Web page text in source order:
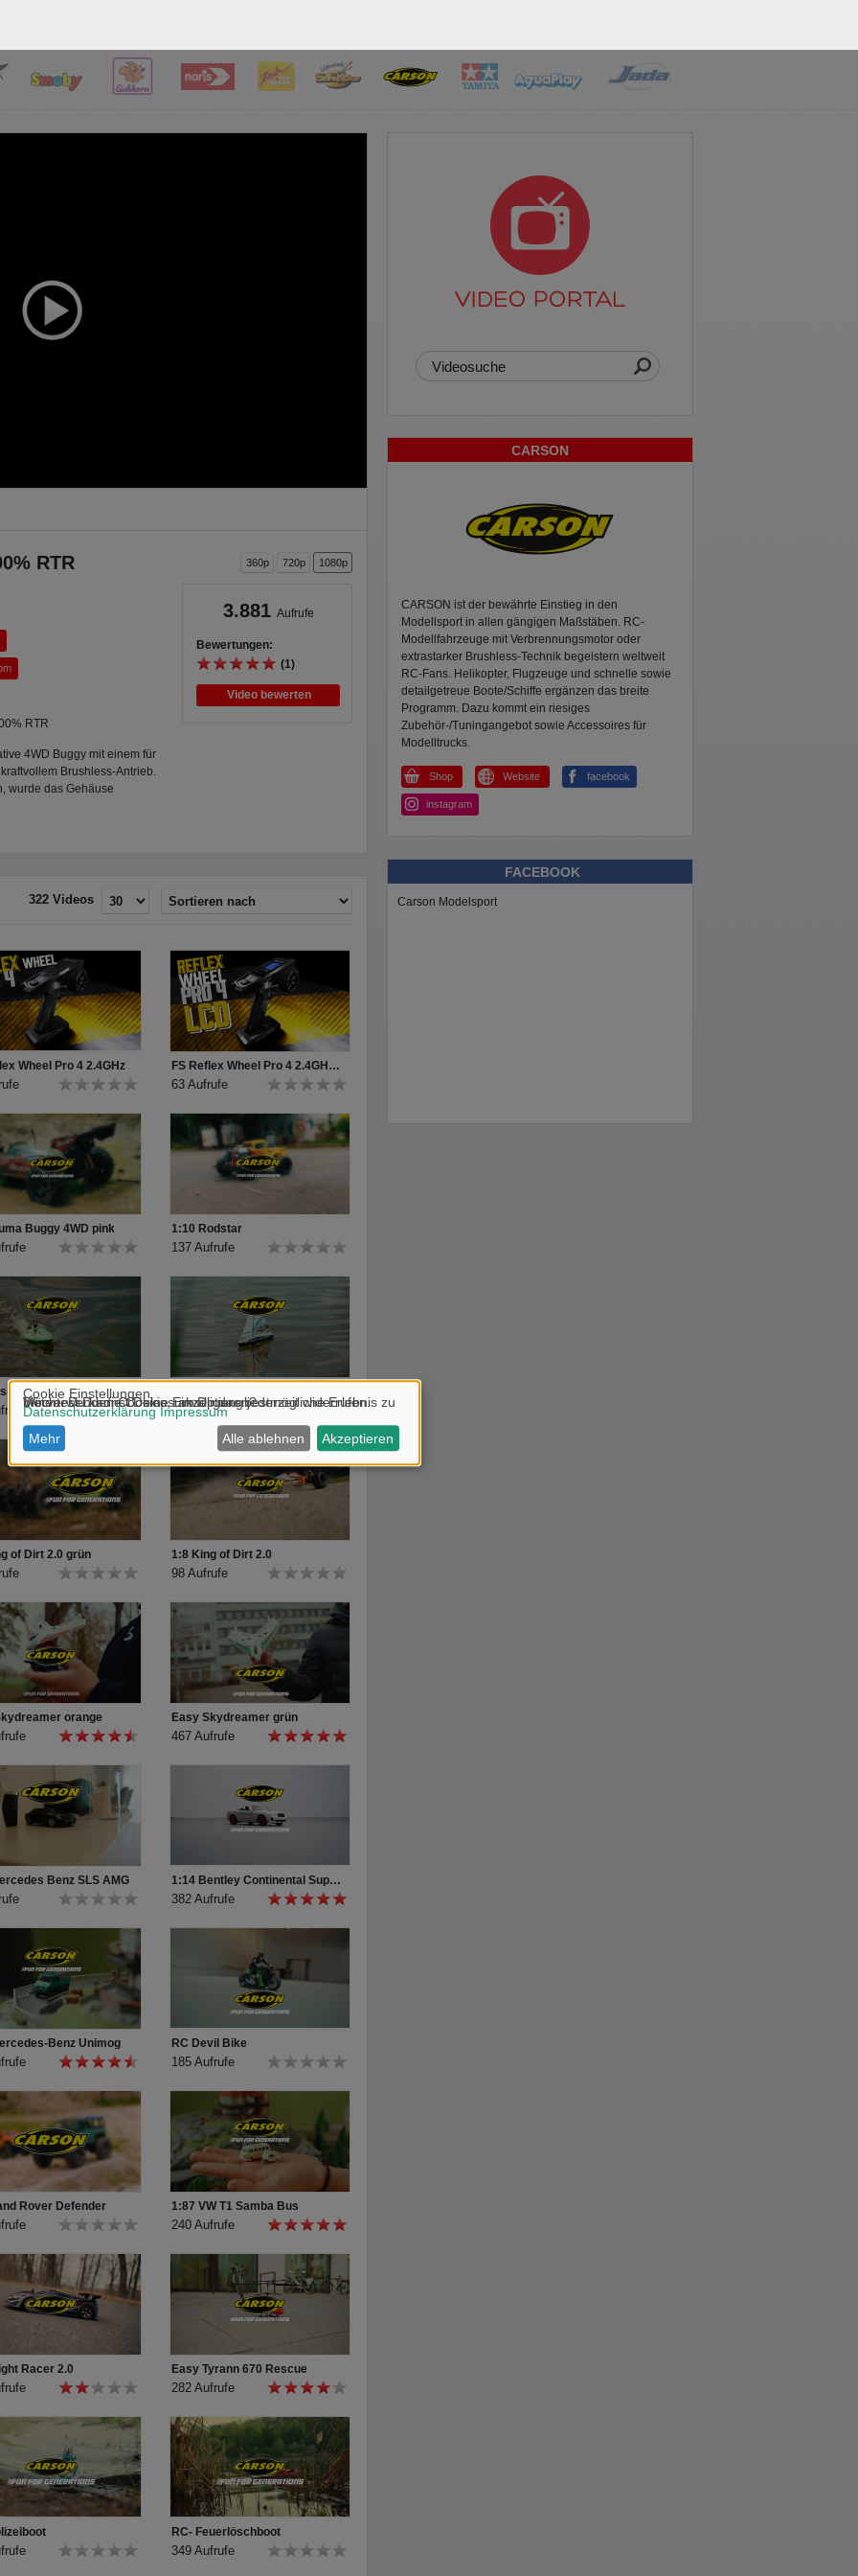
RTR
RTR
4WD Buggy mit einem für
Brushless-Antrieb.
wurde das Gehäuse
und umlaufende
für perfekte Bodenhaftung
alle Strecken fliegen.
Brushless-Antrieb
Servo, 2x 7,4 V/3000
LiPo Compact 2 mit
4WD buggy with a race
brushless drive. To protect the
The robust, 3-mm
crossbeam front and rear.
make for hours of driving fun.
even power to the all-wheel
Bore aluminium oil pressure
set-up options provide
4.1 Brushless to fly over
brushless-compo up to
2x 7.4 V/3000 mAh LiPo-
2 charger with balancer,
360p 720p 1080p
3.881 Aufrufe
Bewertungen:
(1)
Video bewerten
322 Videos
Wheel Pro 4 2.4GHz FS Reflex Wheel Pro 4 2.4GHz LCD
63 Aufrufe
Buggy 4WD pink 1:10 Rodstar
137 Aufrufe
114 Aufrufe
of Dirt 2.0 grün 1:8 King of Dirt 2.0
98 Aufrufe
orange Easy Skydreamer grün
467 Aufrufe
Benz SLS AMG 1:14 Bentley Continental Supersports ISR
382 Aufrufe
Benz Unimog RC Devil Bike
185 Aufrufe
Rover Defender 1:87 VW T1 Samba Bus
240 Aufrufe
Racer 2.0 Easy Tyrann 670 Rescue
282 Aufrufe
RC- Feuerlöschboot
349 Aufrufe
VIDEO PORTAL
CARSON
CARSON ist der bewährte Einstieg in den
Modellsport in allen gängigen Maßstäben. RC-
Modellfahrzeuge mit Verbrennungsmotor oder
extrastarker Brushless-Technik begeistern weltweit
RC-Fans. Helikopter, Flugzeuge und schnelle sowie
detailgetreue Boote/Schiffe ergänzen das breite
Programm. Dazu kommt ein riesiges
Zubehör-/Tuningangebot sowie Accessoires für
Modelltrucks.
Shop Website facebook
instagram
FACEBOOK
Carson Modelsport